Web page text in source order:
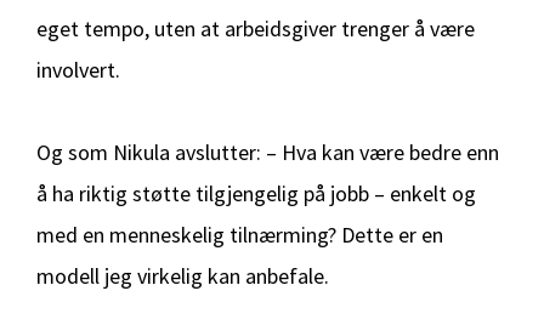
eget tempo, uten at arbeidsgiver trenger å være
involvert.
Og som Nikula avslutter: – Hva kan være bedre enn
å ha riktig støtte tilgjengelig på jobb – enkelt og
med en menneskelig tilnærming? Dette er en
modell jeg virkelig kan anbefale.